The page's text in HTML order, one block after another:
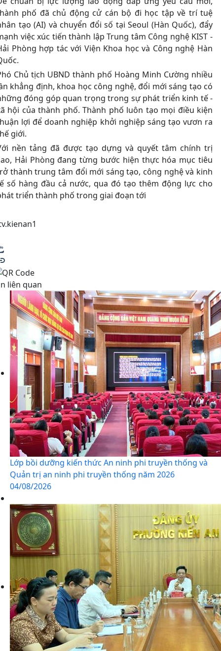
phố đã chủ động cử cán bộ đi học tập về trí tuệ
tạo (AI) và chuyển đổi số tại Seoul (Hàn Quốc), đẩy
việc xúc tiến thành lập Trung tâm Công nghệ KIST -
Phòng hợp tác với Viện Khoa học và Công nghệ Hàn
Chủ tịch UBND thành phố Hoàng Minh Cường nhiều
khẳng định, khoa học công nghệ, đổi mới sáng tạo có
đóng góp quan trọng trong sự phát triển kinh tế -
hội của thành phố. Thành phố luôn tạo mọi điều kiện
lợi để doanh nghiệp khởi nghiệp sáng tạo vươn ra
giới.
nền tảng đã được tạo dựng và quyết tâm chính trị
Hải Phòng đang từng bước hiện thực hóa mục tiêu
thành trung tâm đổi mới sáng tạo, công nghệ và kinh
số hàng đầu cả nước, qua đó tạo thêm động lực cho
triển thành phố trong giai đoạn tới
liên quan
Lớp bồi dưỡng kiến thức An ninh phi truyền thống và
Quản trị an ninh phi truyền thống năm 2026
04/08/2026